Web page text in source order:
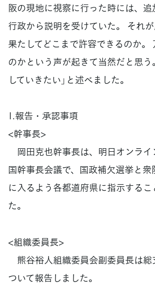
阪の現地に視察に行った時には、追
行政から説明を受けていた。 それが
果たしてどこまで許容できるのか。
のかという声が起きて当然だと思
していきたい」と述べました。
1.報告・承認事項
<幹事長>
岡田克也幹事長は、明日オンラ
国幹事長会議で、国政補欠選挙と
に入るよう各都道府県に指示する
た。
<組織委員長>
熊谷裕人組織委員会副委員長は総
ついて報告しました。